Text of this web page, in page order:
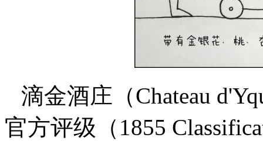
滴金酒庄（Chateau
官方评级（1855